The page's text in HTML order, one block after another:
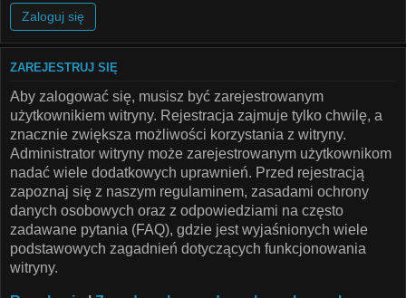
ZAREJESTRUJ SIĘ
Aby zalogować się, musisz być zarejestrowanym
użytkownikiem witryny. Rejestracja zajmuje tylko chwilę, a
znacznie zwiększa możliwości korzystania z witryny.
Administrator witryny może zarejestrowanym użytkownikom
nadać wiele dodatkowych uprawnień. Przed rejestracją
zapoznaj się z naszym regulaminem, zasadami ochrony
danych osobowych oraz z odpowiedziami na często
zadawane pytania (FAQ), gdzie jest wyjaśnionych wiele
podstawowych zagadnień dotyczących funkcjonowania
witryny.